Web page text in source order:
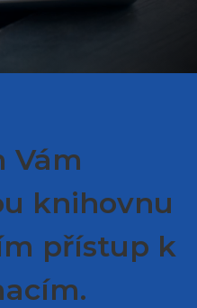
Vám
knihovnu
přístup k